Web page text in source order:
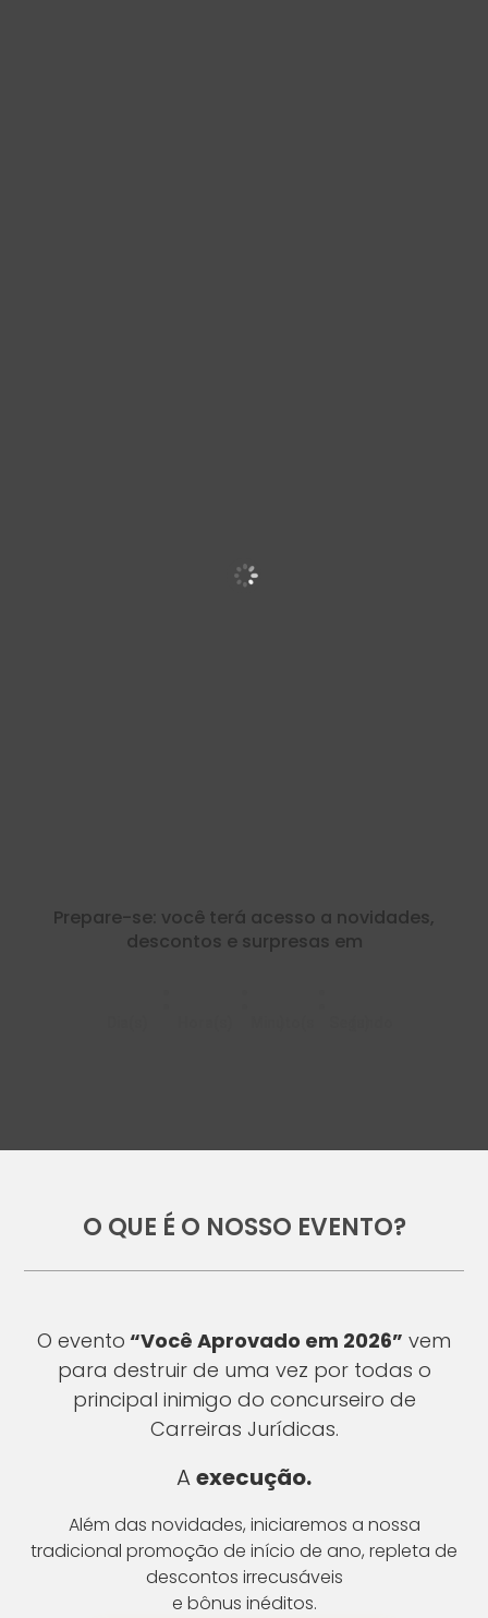
O QUE É O NOSSO EVENTO?
O evento “Você Aprovado em 2026” vem
para destruir de uma vez por todas o
principal inimigo do concurseiro de
Carreiras Jurídicas.
Aexecução.
Além das novidades, iniciaremos a nossa
tradicional promoção de início de ano, repleta de
descontos irrecusáveis
e bônus inéditos.